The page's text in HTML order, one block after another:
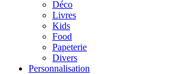
Déco
Livres
Kids
Food
Papeterie
Divers
Personnalisation